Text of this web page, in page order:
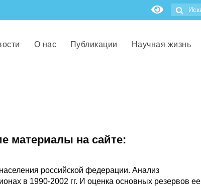
О нас Публикации Научная жизнь
материалы на сайте:
российской федерации. Анализ
в 1990-2002 гг. И оценка основных резервов ее